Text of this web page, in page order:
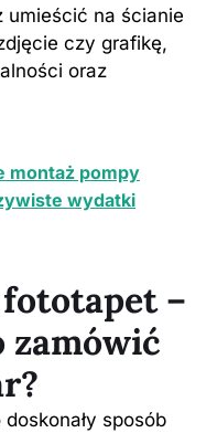
umieścić na ścianie
czy grafikę,
oraz
montaż pompy
wydatki
–
zamówić
doskonały sposób